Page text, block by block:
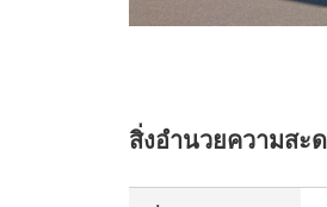
สิ่งอำนวยความสะ